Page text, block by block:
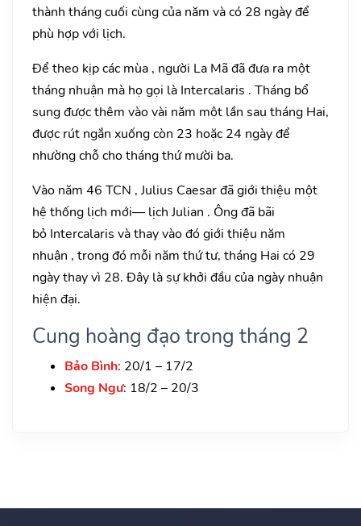
thành tháng cuối cùng của năm và có 28 ngày để
phù hợp với lịch.
Để theo kịp các mùa , người La Mã đã đưa ra một
tháng nhuận mà họ gọi là Intercalaris . Tháng bổ
sung được thêm vào vài năm một lần sau tháng Hai,
được rút ngắn xuống còn 23 hoặc 24 ngày để
nhường chỗ cho tháng thứ mười ba.
Vào năm 46 TCN , Julius Caesar đã giới thiệu một
hệ thống lịch mới— lịch Julian . Ông đã bãi
bỏ Intercalaris và thay vào đó giới thiệu năm
nhuận , trong đó mỗi năm thứ tư, tháng Hai có 29
ngày thay vì 28. Đây là sự khởi đầu của ngày nhuận
hiện đại.
Cung hoàng đạo trong tháng 2
Bảo Bình: 20/1 – 17/2
Song Ngư: 18/2 – 20/3